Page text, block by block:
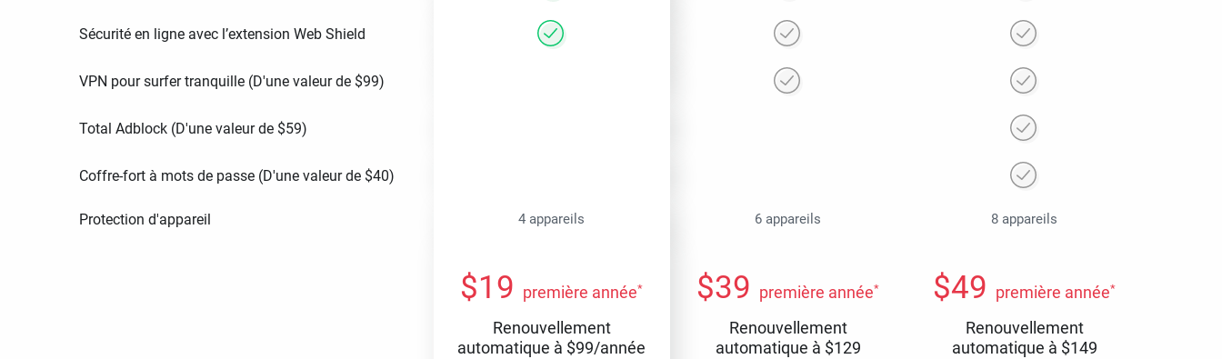
Sécurité en ligne avec l’extension Web Shield
VPN pour surfer tranquille (D'une valeur de $99)
Total Adblock (D'une valeur de $59)
Coffre-fort à mots de passe (D'une valeur de $40)
Protection d'appareil 4 appareils 6 appareils 8 appareils
$19 première année*
Renouvellement
automatique à $99/année
$39 première année*
Renouvellement
automatique à $129
$49 première année*
Renouvellement
automatique à $149